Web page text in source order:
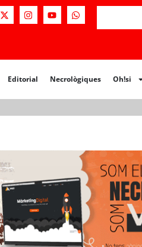
Editorial Necrològiques Oh!si
Necrològiques